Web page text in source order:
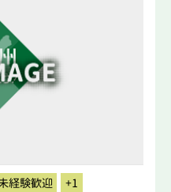
経験歓迎 +1